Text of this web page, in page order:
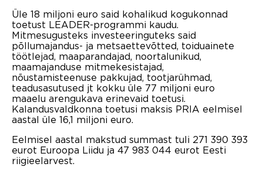
Üle 18 miljoni euro said kohalikud kogukonnad
toetust LEADER-programmi kaudu.
Mitmesugusteks investeeringuteks said
põllumajandus- ja metsaettevõtted, toiduainete
töötlejad, maaparandajad, noortalunikud,
maamajanduse mitmekesistajad,
nõustamisteenuse pakkujad, tootjarühmad,
teadusasutused jt kokku üle 77 miljoni euro
maaelu arengukava erinevaid toetusi.
Kalandusvaldkonna toetusi maksis PRIA eelmisel
aastal üle 16,1 miljoni euro.
Eelmisel aastal makstud summast tuli 271 390 393
eurot Euroopa Liidu ja 47 983 044 eurot Eesti
riigieelarvest.